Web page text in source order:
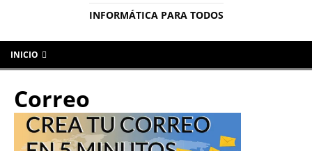
INFORMÁTICA PARA TODOS
INICIO
Correo